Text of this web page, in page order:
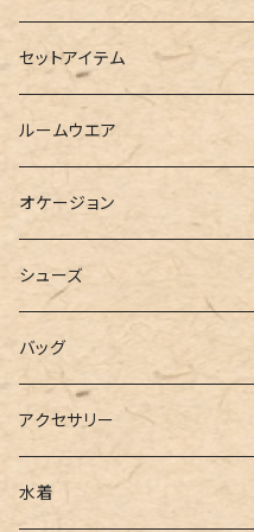
ダウンジャケット
ベスト
ニット
シャツ
ブラウス
カーディガン
ポロシャツ
ベスト
チュニック
ショートパンツ
ハーフパンツ
スウェット
ジャージ
スラックス
ワイドパンツ
カーゴパンツ
ミニ
その他
シャツワンピース
スウェットワンピース
パーカーワンピース
ニットワンピース
キャミワンピース
サロペット
オールインワン
セットアイテム
ルームウエア
オケージョン
シューズ
ブーツ
パンプス
サンダル
バッグ
トートバッグ
ショルダー
アクセサリー
その他
水着